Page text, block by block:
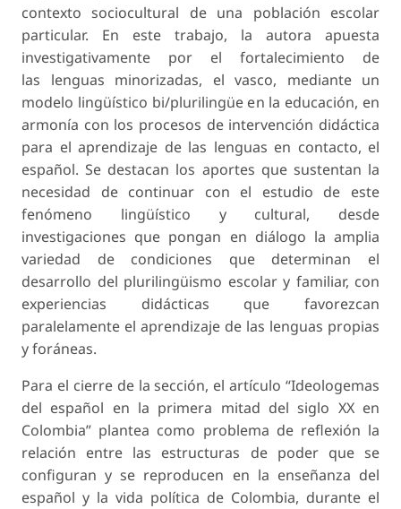
contexto sociocultural de una población escolar
particular. En este trabajo, la autora apuesta
investigativamente por el fortalecimiento de
las lenguas minorizadas, el vasco, mediante un
modelo lingüístico bi/plurilingüe en la educación, en
armonía con los procesos de intervención didáctica
para el aprendizaje de las lenguas en contacto, el
español. Se destacan los aportes que sustentan la
necesidad de continuar con el estudio de este
fenómeno lingüístico y cultural, desde
investigaciones que pongan en diálogo la amplia
variedad de condiciones que determinan el
desarrollo del plurilingüismo escolar y familiar, con
experiencias didácticas que favorezcan
paralelamente el aprendizaje de las lenguas propias
y foráneas.
Para el cierre de la sección, el artículo “Ideologemas
del español en la primera mitad del siglo XX en
Colombia” plantea como problema de reflexión la
relación entre las estructuras de poder que se
configuran y se reproducen en la enseñanza del
español y la vida política de Colombia, durante el